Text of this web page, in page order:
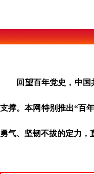
回望百年党史，中国共
支撑。本网特别推出“百
勇气、坚韧不拔的定力